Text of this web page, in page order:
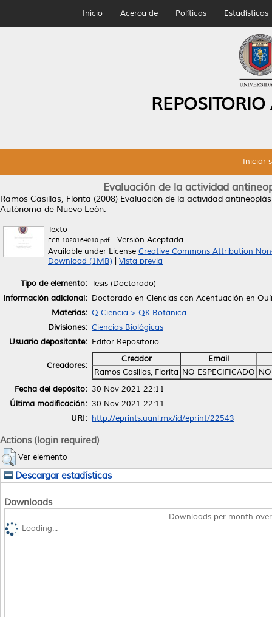
Inicio Acerca de Políticas Estadísticas
Iniciar
Evaluación de la actividad
Ramos Casillas, Florita (2008) Evaluación de la actividad
Autónoma de Nuevo León.
Texto
FCB 1020164010.pdf- Versión Aceptada
Available under License Creative Commons Attribution
Download (1MB)
Vista previa
Tipo de elemento: Tesis (Doctorado)
Información adicional: Doctorado en Ciencias con Acentuación en
Materias: Q Ciencia > QK Botánica
Divisiones: Ciencias Biológicas
Usuario depositante: Editor Repositorio
Creadores:
Creador
Email
Ramos Casillas, Florita NO ESPECIFICADO
Fecha del depósito: 30 Nov 2021 22:11
Última modificación: 30 Nov 2021 22:11
URI: http://eprints.uanl.mx/id/eprint/22543
Actions (login required)
Ver elemento
Descargar estadísticas
Downloads
Downloads per month
Loading...